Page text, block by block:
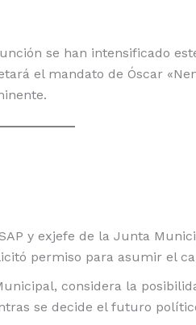
se han intensificado
el mandato de Óscar
y exjefe de la Junta
permiso para asumir el
considera la
se decide el futuro